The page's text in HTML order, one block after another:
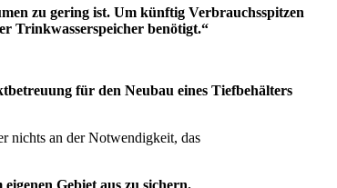
zu gering ist. Um künftig Verbrauchsspitzen
Trinkwasserspeicher benötigt.“
für den Neubau eines Tiefbehälters
nichts an der Notwendigkeit, das
Gebiet aus zu sichern.